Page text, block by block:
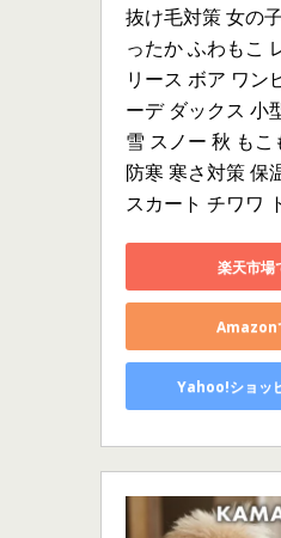
抜け毛対策 女の
ったか ふわもこ
リース ボア ワン
ーデ ダックス 小
雪 スノー 秋 も
防寒 寒さ対策 保
スカート チワワ
楽天市場
Amazon
Yahoo!ショッ